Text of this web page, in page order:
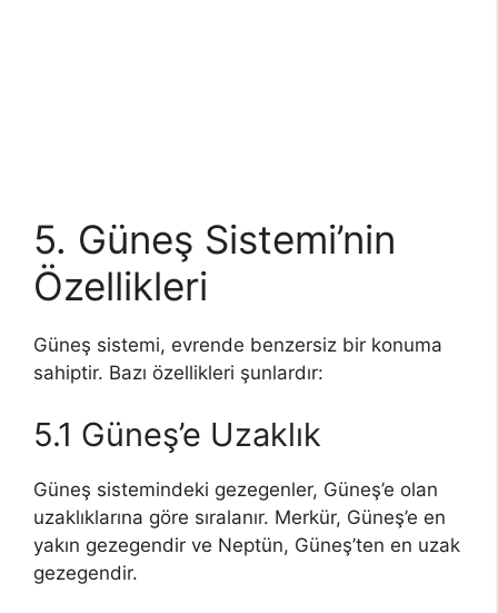
5. Güneş Sistemi’nin
Özellikleri
Güneş sistemi, evrende benzersiz bir konuma
sahiptir. Bazı özellikleri şunlardır:
5.1 Güneş’e Uzaklık
Güneş sistemindeki gezegenler, Güneş’e olan
uzaklıklarına göre sıralanır. Merkür, Güneş’e en
yakın gezegendir ve Neptün, Güneş’ten en uzak
gezegendir.